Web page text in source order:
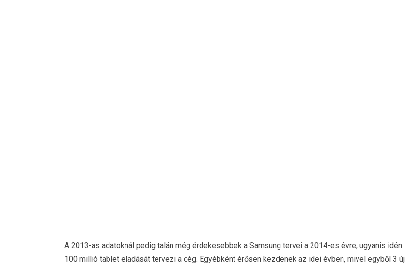
A 2013-as adatoknál pedig talán még érdekesebbek a Samsung tervei a 2014-es évre, ugyanis idén
100 millió tablet eladását tervezi a cég. Egyébként érősen kezdenek az idei évben, mivel egyből 3 új